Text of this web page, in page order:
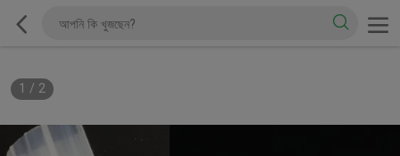
1 / 2